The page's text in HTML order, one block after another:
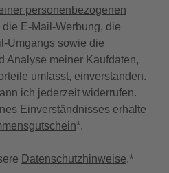
personenbezogenen
die E-Mail-Werbung, die
Umgangs sowie die
Analyse meiner Kaufdaten,
umfasst, einverstanden.
ich jederzeit widerrufen.
Einverständnisses erhalte
*.
Datenschutzhinweise.